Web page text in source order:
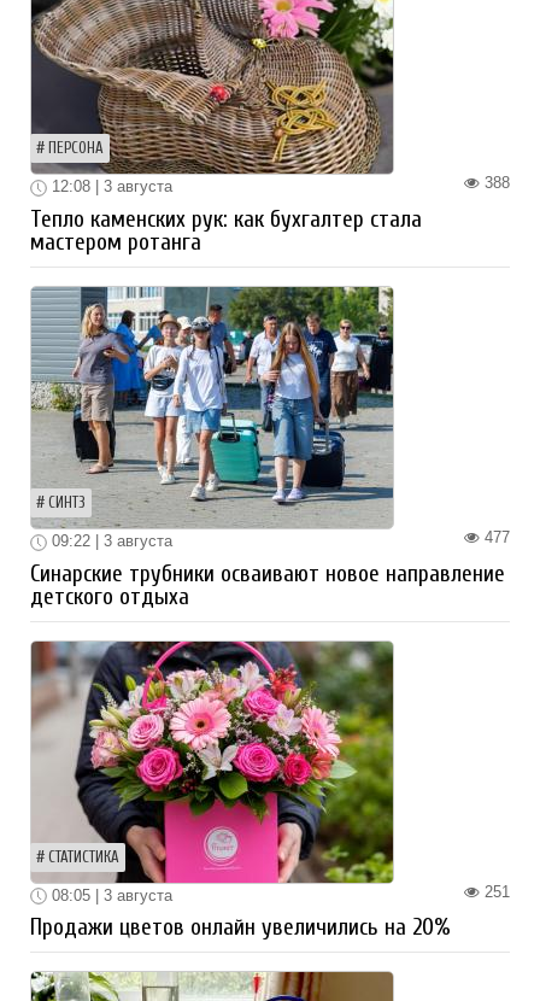
ПЕРСОНА
388
12:08 | 3 августа
Тепло каменских рук: как бухгалтер стала
мастером ротанга
СИНТЗ
477
09:22 | 3 августа
Синарские трубники осваивают новое направление
детского отдыха
СТАТИСТИКА
251
08:05 | 3 августа
Продажи цветов онлайн увеличились на 20%